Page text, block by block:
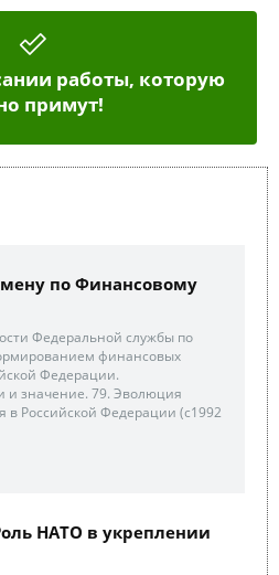
работы, которую
примут!
по Финансовому
Федеральной службы по
финансовых
Федерации.
и значение. 79. Эволюция
в Российской Федерации (с1992
НАТО в укреплении